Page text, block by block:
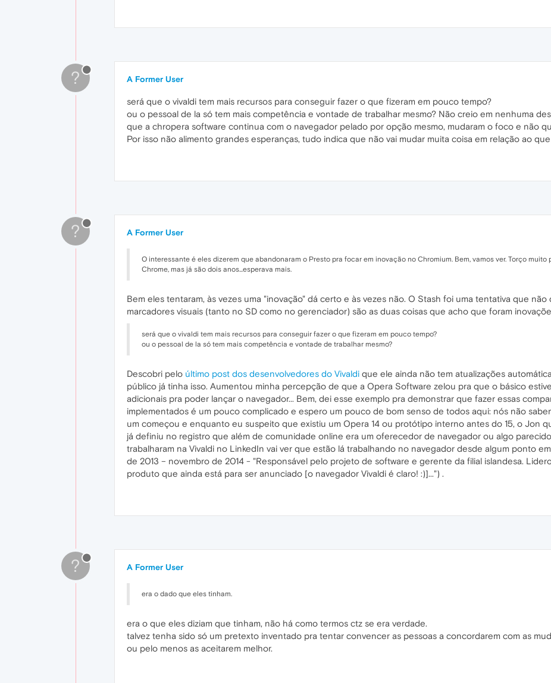
? A Former User
será que o vivaldi tem mais recursos para conseguir fazer o que fizeram em pouco tempo?
ou o pessoal de la só tem mais competência e vontade de trabalhar mesmo? Não creio em nenhuma
que a chropera software continua com o navegador pelado por opção mesmo, mudaram o foco e não
Por isso não alimento grandes esperanças, tudo indica que não vai mudar muita coisa em relação ao
? A Former User
O interessante é eles dizerem que abandonaram o Presto pra focar em inovação no Chromium. Bem, vamos ver. Torço
Chrome, mas já são dois anos...esperava mais.
Bem eles tentaram, às vezes uma "inovação" dá certo e às vezes não. O Stash foi uma tentativa que
marcadores visuais (tanto no SD como no gerenciador) são as duas coisas que acho que foram
será que o vivaldi tem mais recursos para conseguir fazer o que fizeram em pouco tempo?
ou o pessoal de la só tem mais competência e vontade de trabalhar mesmo?
Descobri pelo último post dos desenvolvedores do Vivaldi que ele ainda não tem atualizações
público já tinha isso. Aumentou minha percepção de que a Opera Software zelou pra que o básico
adicionais pra poder lançar o navegador... Bem, dei esse exemplo pra demonstrar que fazer essas
implementados é um pouco complicado e espero um pouco de bom senso de todos aqui: nós não
um começou e enquanto eu suspeito que existiu um Opera 14 ou protótipo interno antes do 15, o Jon
já definiu no registro que além de comunidade online era um oferecedor de navegador ou algo
trabalharam na Vivaldi no LinkedIn vai ver que estão lá trabalhando no navegador desde algum ponto
de 2013 – novembro de 2014 - "Responsável pelo projeto de software e gerente da filial islandesa.
produto que ainda está para ser anunciado [o navegador Vivaldi é claro! :)]...") .
? A Former User
era o dado que eles tinham.
era o que eles diziam que tinham, não há como termos ctz se era verdade.
talvez tenha sido só um pretexto inventado pra tentar convencer as pessoas a concordarem com as
ou pelo menos as aceitarem melhor.